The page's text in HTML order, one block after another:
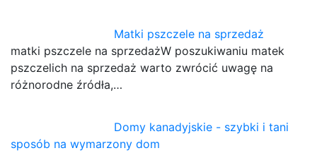
Matki pszczele na sprzedaż
matki pszczele na sprzedażW poszukiwaniu matek
pszczelich na sprzedaż warto zwrócić uwagę na
różnorodne źródła,…
Domy kanadyjskie - szybki i tani
sposób na wymarzony dom